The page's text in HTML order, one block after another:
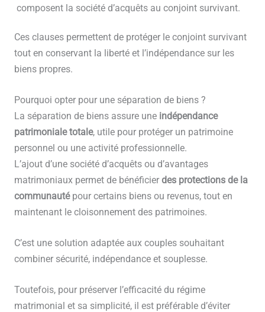
composent la société d’acquêts au conjoint survivant.
Ces clauses permettent de protéger le conjoint survivant
tout en conservant la liberté et l’indépendance sur les
biens propres.
Pourquoi opter pour une séparation de biens ?
La séparation de biens assure une indépendance
patrimoniale totale, utile pour protéger un patrimoine
personnel ou une activité professionnelle.
L’ajout d’une société d’acquêts ou d’avantages
matrimoniaux permet de bénéficier des protections de la
communautépour certains biens ou revenus, tout en
maintenant le cloisonnement des patrimoines.
C’est une solution adaptée aux couples souhaitant
combiner sécurité, indépendance et souplesse.
Toutefois, pour préserver l’efficacité du régime
matrimonial et sa simplicité, il est préférable d’éviter